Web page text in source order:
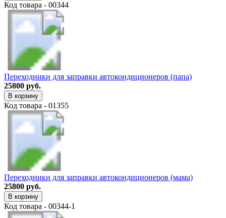
Код товара - 00344
Переходники для заправки автокондиционеров (папа)
25800 руб.
В корзину
Код товара - 01355
Переходники для заправки автокондиционеров (мама)
25800 руб.
В корзину
Код товара - 00344-1